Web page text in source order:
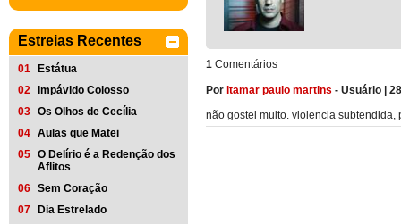
Estreias Recentes
01
Estátua
02
Impávido Colosso
03 Os Olhos de Cecília
04 Aulas que Matei
05 O Delírio é a Redenção dos
Aflitos
06 Sem Coração
07
Dia Estrelado
1 Comentários
Por itamar paulo martins - Usuário |
não gostei muito. violencia subtendida,